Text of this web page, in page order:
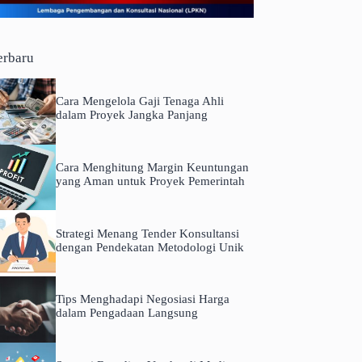
Cara Mengelola Gaji Tenaga Ahli
dalam Proyek Jangka Panjang
Cara Menghitung Margin Keuntungan
yang Aman untuk Proyek Pemerintah
Strategi Menang Tender Konsultansi
dengan Pendekatan Metodologi Unik
Tips Menghadapi Negosiasi Harga
dalam Pengadaan Langsung